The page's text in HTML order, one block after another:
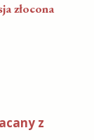
złocona